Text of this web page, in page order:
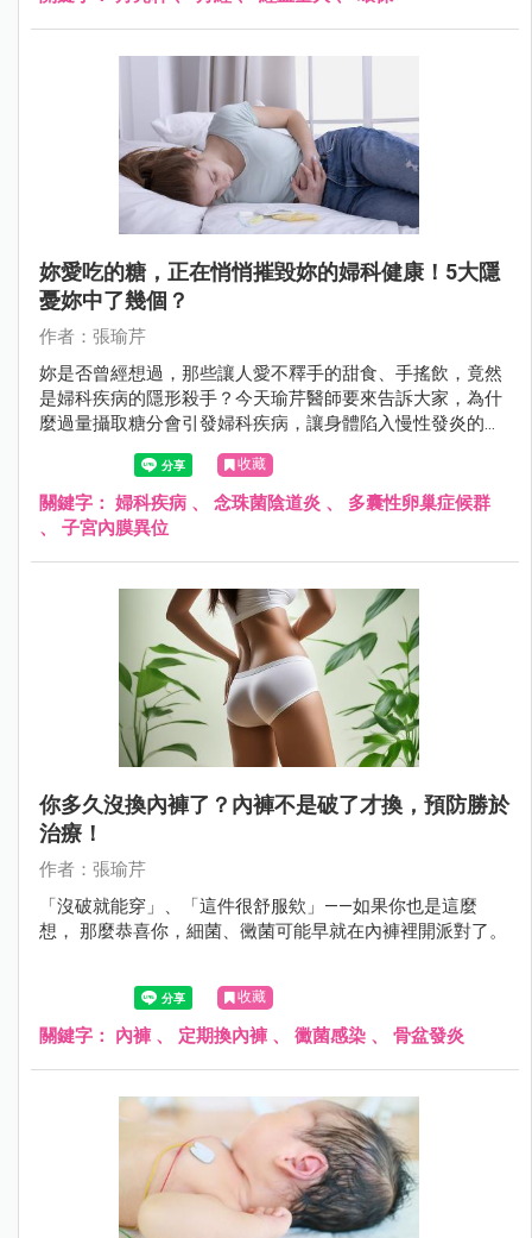
妳愛吃的糖，正在悄悄摧毀妳的婦科健康！5大隱
憂妳中了幾個？
作者：張瑜芹
妳是否曾經想過，那些讓人愛不釋手的甜食、手搖飲，竟然
是婦科疾病的隱形殺手？今天瑜芹醫師要來告訴大家，為什
麼過量攝取糖分會引發婦科疾病，讓身體陷入慢性發炎的惡
收藏
關鍵字： 婦科疾病 、 念珠菌陰道炎 、 多囊性卵巢症候群
、 子宮內膜異位
你多久沒換內褲了？內褲不是破了才換，預防勝於
治療！
作者：張瑜芹
「沒破就能穿」、「這件很舒服欸」——如果你也是這麼
想， 那麼恭喜你，細菌、黴菌可能早就在內褲裡開派對了。
收藏
關鍵字： 內褲 、 定期換內褲 、 黴菌感染 、 骨盆發炎